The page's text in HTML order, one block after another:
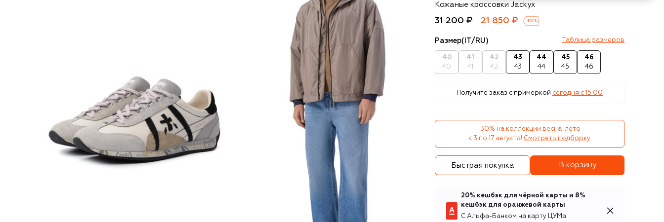
Premiata
Кожаные кроссовки Jackyx
31 200 ₽ 21 850 ₽ -30 %
Размер(IT/RU) Таблица размеров
40
40
41
41
42
42
43
43
44
44
45
45
46
46
Получите заказ с примеркой сегодня c 15:00
-30% на коллекции весна-лето
с 3 по 17 августа! Смотреть подборку
Быстрая покупка В корзину
20% кешбэк для чёрной карты и 8%
кешбэк для оранжевой карты
С Альфа-Банком на карту ЦУМа